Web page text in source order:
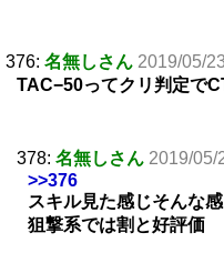
376: 名無しさん 2019/05/
TAC−50ってクリ判定で
378: 名無しさん 2019/05/
>>376
スキル見た感じそんな
狙撃系では割と好評価